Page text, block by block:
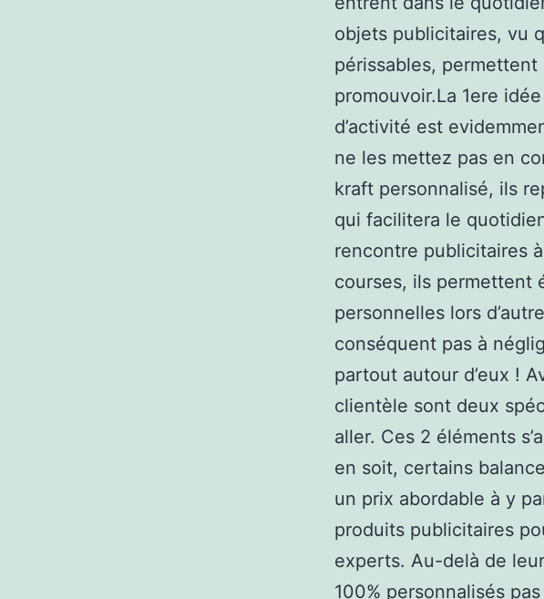
objets publicitaires, vu
périssables, permettent
promouvoir.La 1ere
d’activité est
ne les mettez pas en
kraft personnalisé, ils
qui facilitera le
rencontre publicitaires
courses, ils permettent
personnelles lors
conséquent pas à
partout autour d’eux !
clientèle sont deux
aller. Ces 2 éléments
en soit, certains
un prix abordable à y
produits publicitaires
experts. Au-delà de
100% personnalisés